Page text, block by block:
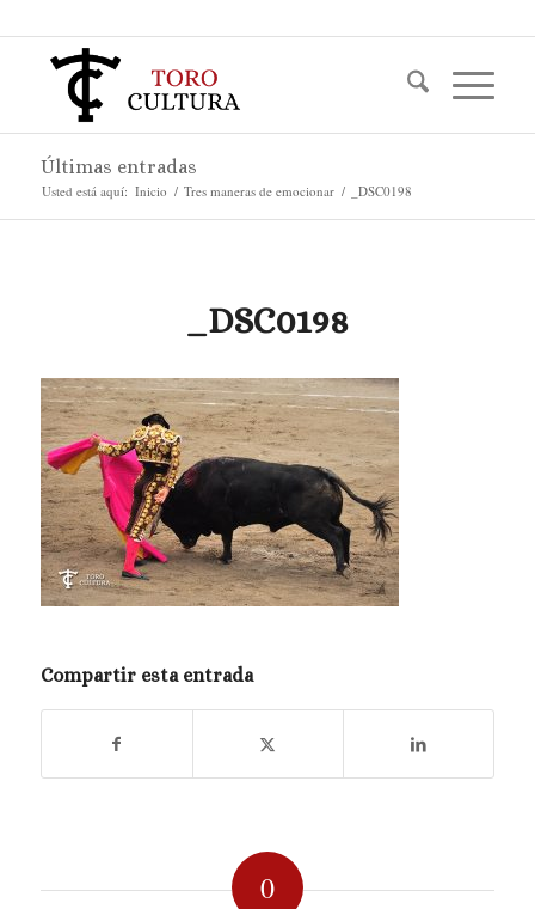
Últimas entradas
Usted está aquí: Inicio / Tres maneras de emocionar / _DSC0198
_DSC0198
Compartir esta entrada
0